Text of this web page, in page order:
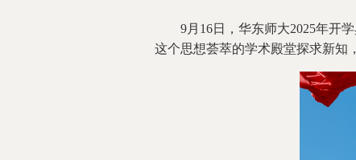
9月16日，华东师大2025年开学
这个思想荟萃的学术殿堂探求新知